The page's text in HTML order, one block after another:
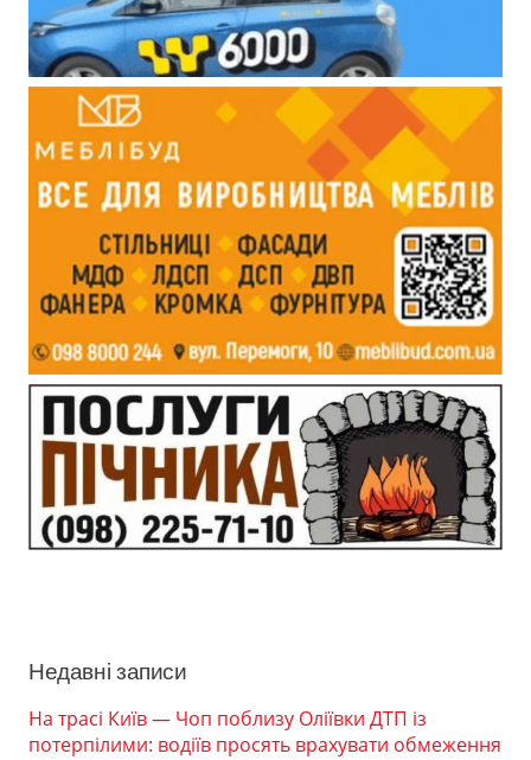
Недавні записи
На трасі Київ — Чоп поблизу Оліївки ДТП із
потерпілими: водіїв просять врахувати обмеження